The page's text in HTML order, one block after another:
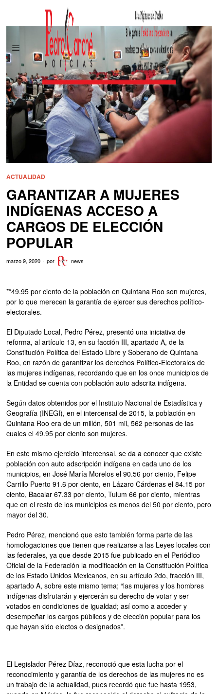
ACTUALIDAD
GARANTIZAR A MUJERES
INDÍGENAS ACCESO A
CARGOS DE ELECCIÓN
POPULAR
marzo 9, 2020 por news
**49.95 por ciento de la población en Quintana Roo son mujeres,
por lo que merecen la garantía de ejercer sus derechos político-
electorales.
El Diputado Local, Pedro Pérez, presentó una iniciativa de
reforma, al artículo 13, en su facción III, apartado A, de la
Constitución Política del Estado Libre y Soberano de Quintana
Roo, en razón de garantizar los derechos Político-Electorales de
las mujeres indígenas, recordando que en los once municipios de
la Entidad se cuenta con población auto adscrita indígena.
Según datos obtenidos por el Instituto Nacional de Estadística y
Geografía (INEGI), en el intercensal de 2015, la población en
Quintana Roo era de un millón, 501 mil, 562 personas de las
cuales el 49.95 por ciento son mujeres.
En este mismo ejercicio intercensal, se da a conocer que existe
población con auto adscripción indígena en cada uno de los
municipios, en José María Morelos el 90.56 por ciento, Felipe
Carrillo Puerto 91.6 por ciento, en Lázaro Cárdenas el 84.15 por
ciento, Bacalar 67.33 por ciento, Tulum 66 por ciento, mientras
que en el resto de los municipios es menos del 50 por ciento, pero
mayor del 30.
Pedro Pérez, mencionó que esto también forma parte de las
homologaciones que tienen que realizarse a las Leyes locales con
las federales, ya que desde 2015 fue publicado en el Periódico
Oficial de la Federación la modificación en la Constitución Política
de los Estado Unidos Mexicanos, en su artículo 2do, fracción III,
apartado A, sobre este mismo tema; “las mujeres y los hombres
indígenas disfrutarán y ejercerán su derecho de votar y ser
votados en condiciones de igualdad; así como a acceder y
desempeñar los cargos públicos y de elección popular para los
que hayan sido electos o designados”.
El Legislador Pérez Díaz, reconoció que esta lucha por el
reconocimiento y garantía de los derechos de las mujeres no es
un trabajo de la actualidad, pues recordó que fue hasta 1953,